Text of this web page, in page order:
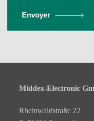
Envoyer
Middex-Electronic
Rheinwaldstraße 22